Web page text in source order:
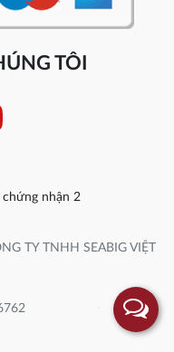
TÔI
TY TNHH SEABIG VIỆT